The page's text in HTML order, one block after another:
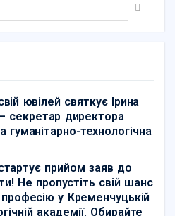
ювілей святкує Ірина
секретар директора
технологічна
прийом заяв до
Не пропустіть свій шанс
у Кременчуцькій
академії. Обирайте